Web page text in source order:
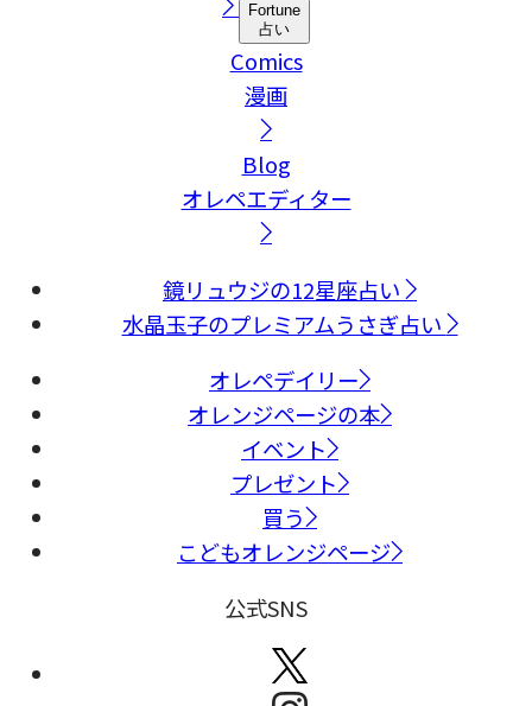
Fortune
占い
Comics
漫画
Blog
オレペエディター
鏡リュウジの12星座占い
水晶玉子のプレミアムうさぎ占い
オレペデイリー
オレンジページの本
イベント
プレゼント
買う
こどもオレンジページ
公式SNS